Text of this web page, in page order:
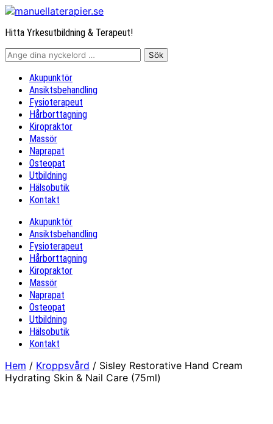
Hitta Yrkesutbildning & Terapeut!
Akupunktör
Ansiktsbehandling
Fysioterapeut
Hårborttagning
Kiropraktor
Massör
Naprapat
Osteopat
Utbildning
Hälsobutik
Kontakt
Akupunktör
Ansiktsbehandling
Fysioterapeut
Hårborttagning
Kiropraktor
Massör
Naprapat
Osteopat
Utbildning
Hälsobutik
Kontakt
Hem / Kroppsvård / Sisley Restorative Hand Cream
Hydrating Skin & Nail Care (75ml)